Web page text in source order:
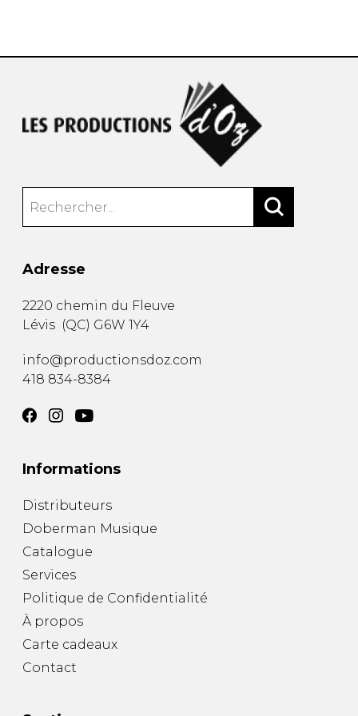
Adresse
2220 chemin du Fleuve
Lévis (QC) G6W 1Y4
info@productionsdoz.com
418 834-8384
Informations
Distributeurs
Doberman Musique
Catalogue
Services
Politique de Confidentialité
À propos
Carte cadeaux
Contact